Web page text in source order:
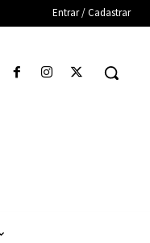
Entrar / Cadastrar